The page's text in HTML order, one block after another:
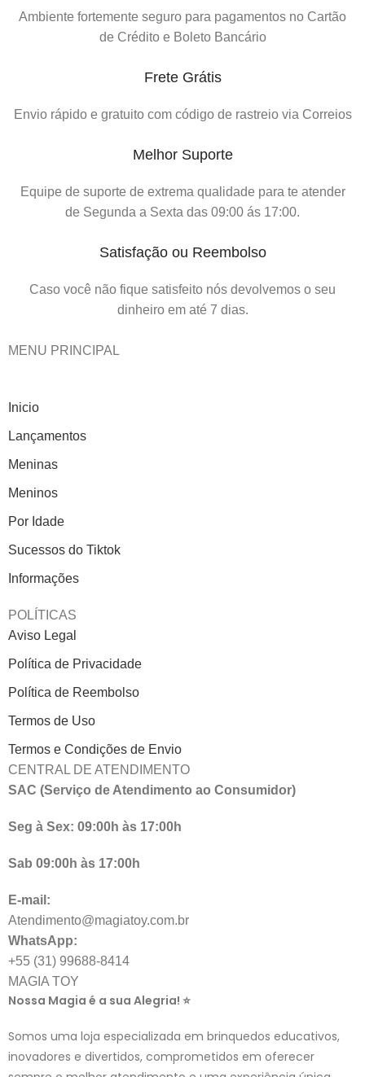
Ambiente fortemente seguro para pagamentos no Cartão
de Crédito e Boleto Bancário
Frete Grátis
Envio rápido e gratuito com código de rastreio via Correios
Melhor Suporte
Equipe de suporte de extrema qualidade para te atender
de Segunda a Sexta das 09:00 ás 17:00.
Satisfação ou Reembolso
Caso você não fique satisfeito nós devolvemos o seu
dinheiro em até 7 dias.
MENU PRINCIPAL
Inicio
Lançamentos
Meninas
Meninos
Por Idade
Sucessos do Tiktok
Informações
POLÍTICAS
Aviso Legal
Política de Privacidade
Política de Reembolso
Termos de Uso
Termos e Condições de Envio
CENTRAL DE ATENDIMENTO
SAC (Serviço de Atendimento ao Consumidor)
Seg à Sex: 09:00h às 17:00h
Sab 09:00h às 17:00h
E-mail:
Atendimento@magiatoy.com.br
WhatsApp:
+55 (31) 99688-8414
MAGIA TOY
Nossa Magia é a sua Alegria! ⭐
Somos uma loja especializada em brinquedos educativos,
inovadores e divertidos, comprometidos em oferecer